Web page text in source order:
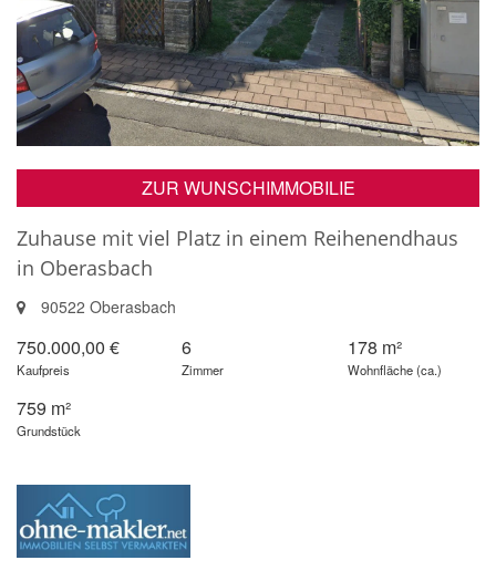
ZUR WUNSCHIMMOBILIE
Zuhause mit viel Platz in einem Reihenendhaus
in Oberasbach
90522 Oberasbach
750.000,00 €
Kaufpreis
6
Zimmer
178 m²
Wohnfläche (ca.)
759 m²
Grundstück